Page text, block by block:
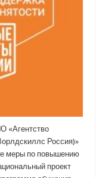
«Агентство
Россия)»
меры по повышению
проект